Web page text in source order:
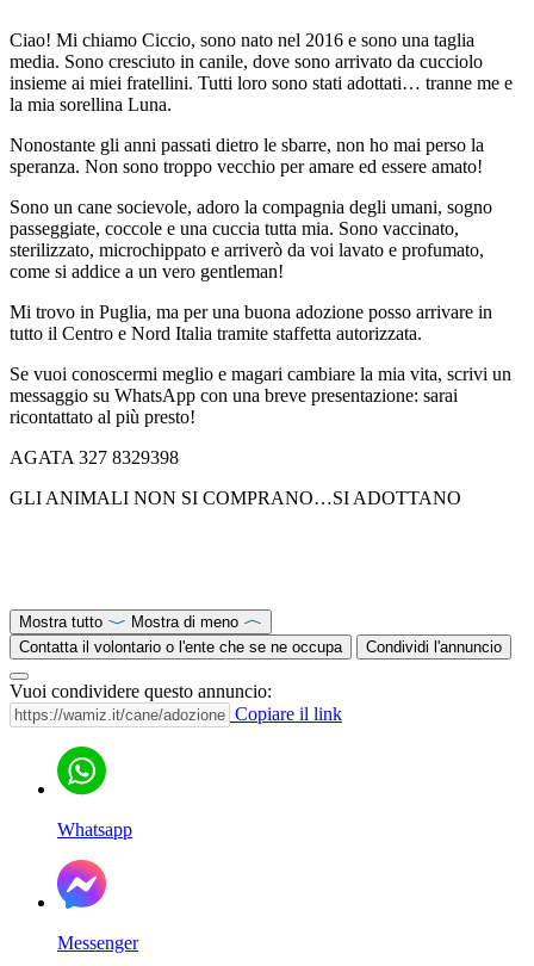
Ciao! Mi chiamo Ciccio, sono nato nel 2016 e sono una taglia
media. Sono cresciuto in canile, dove sono arrivato da cucciolo
insieme ai miei fratellini. Tutti loro sono stati adottati… tranne me e
la mia sorellina Luna.
Nonostante gli anni passati dietro le sbarre, non ho mai perso la
speranza. Non sono troppo vecchio per amare ed essere amato!
Sono un cane socievole, adoro la compagnia degli umani, sogno
passeggiate, coccole e una cuccia tutta mia. Sono vaccinato,
sterilizzato, microchippato e arriverò da voi lavato e profumato,
come si addice a un vero gentleman!
Mi trovo in Puglia, ma per una buona adozione posso arrivare in
tutto il Centro e Nord Italia tramite staffetta autorizzata.
Se vuoi conoscermi meglio e magari cambiare la mia vita, scrivi un
messaggio su WhatsApp con una breve presentazione: sarai
ricontattato al più presto!
AGATA 327 8329398
GLI ANIMALI NON SI COMPRANO…SI ADOTTANO
Mostra tutto
Mostra di meno
Contatta il volontario o l'ente che se ne occupa
Condividi l'annuncio
Vuoi condividere questo annuncio:
Copiare il link
Whatsapp
Messenger